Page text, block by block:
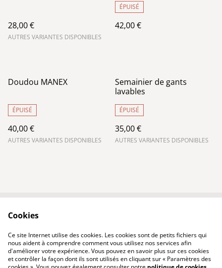
28,00 €
AUTRES VARIANTES DISPONIBLES
ÉPUISÉ
42,00 €
Doudou MANEX
ÉPUISÉ
40,00 €
AUTRES VARIANTES DISPONIBLES
Semainier de gants
lavables
ÉPUISÉ
35,00 €
AUTRES VARIANTES DISPONIBLES
Politique de
confidentialité
Politique de cookies
Cookies
Ce site Internet utilise des cookies. Les cookies sont de petits fichiers qui
nous aident à comprendre comment vous utilisez nos services afin
d'améliorer votre expérience. Vous pouvez en savoir plus sur ces cookies
et contrôler la façon dont ils sont utilisés en cliquant sur « Paramètres des